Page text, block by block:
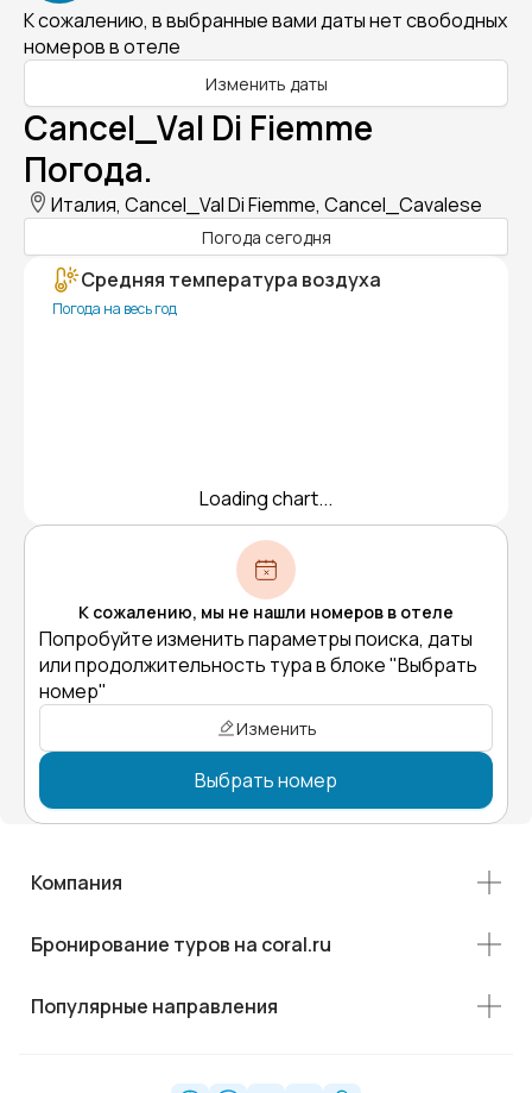
К сожалению, в выбранные вами даты нет свободных
номеров в отеле
Изменить даты
Cancel_Val Di Fiemme
Погода.
Италия, Cancel_Val Di Fiemme, Cancel_Cavalese
Погода сегодня
Средняя температура воздуха
Погода на весь год
Loading chart...
К сожалению, мы не нашли номеров в отеле
Попробуйте изменить параметры поиска, даты
или продолжительность тура в блоке "Выбрать
номер"
Изменить
Выбрать номер
Компания
Бронирование туров на coral.ru
Популярные направления